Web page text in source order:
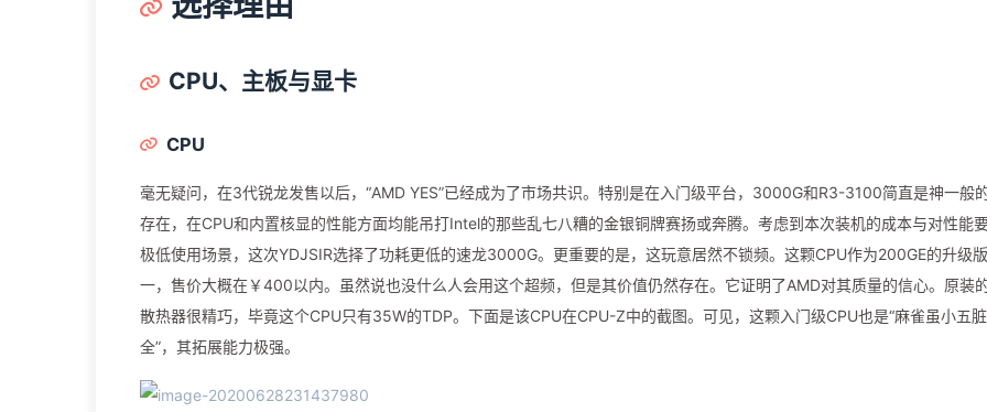
CPU、主板与显卡
CPU
毫无疑问，在3代锐龙发售以后，“AMD YES”已经成为了市场共识。特别是在入门级平台，3000G和R3-3100简直是神一般
存在，在CPU和内置核显的性能方面均能吊打Intel的那些乱七八糟的金银铜牌赛扬或奔腾。考虑到本次装机的成本与对性能
极低使用场景，这次YDJSIR选择了功耗更低的速龙3000G。更重要的是，这玩意居然不锁频。这颗CPU作为200GE的升级
一，售价大概在￥400以内。虽然说也没什么人会用这个超频，但是其价值仍然存在。它证明了AMD对其质量的信心。原装
散热器很精巧，毕竟这个CPU只有35W的TDP。下面是该CPU在CPU-Z中的截图。可见，这颗入门级CPU也是“麻雀虽小五
全”，其拓展能力极强。